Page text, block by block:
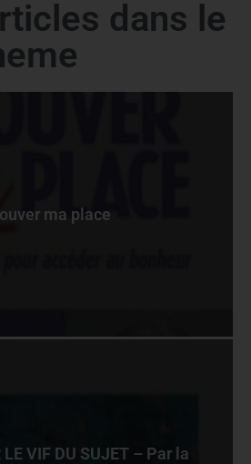
dans le
ma place
LE VIF DU SUJET – Par la